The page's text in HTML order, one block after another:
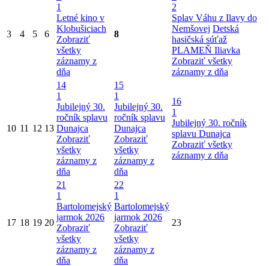
3 4 5 6
1
Letné kino v
Klobušiciach
Zobraziť
všetky
záznamy z
dňa
8
2
Splav Váhu z Ilavy do
Nemšovej Detská
hasičská súťaž
PLAMEŇ Iliavka
Zobraziť všetky
záznamy z dňa
10 11 12 13
14
1
Jubilejný 30.
ročník splavu
Dunajca
Zobraziť
všetky
záznamy z
dňa
15
1
Jubilejný 30.
ročník splavu
Dunajca
Zobraziť
všetky
záznamy z
dňa
16
1
Jubilejný 30. ročník
splavu Dunajca
Zobraziť všetky
záznamy z dňa
17 18 19 20
21
1
Bartolomejský
jarmok 2026
Zobraziť
všetky
záznamy z
dňa
22
1
Bartolomejský
jarmok 2026
Zobraziť
všetky
záznamy z
dňa
23